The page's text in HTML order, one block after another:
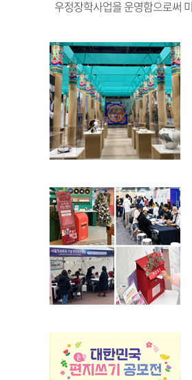
우정장학사업을 운영함으로써